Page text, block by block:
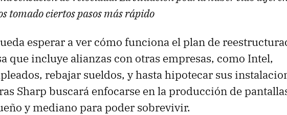
tomado ciertos pasos más rápido
esperar a ver cómo funciona el plan de
que incluye alianzas con otras empresas, como Intel,
rebajar sueldos, y hasta hipotecar sus
Sharp buscará enfocarse en la producción de
y mediano para poder sobrevivir.